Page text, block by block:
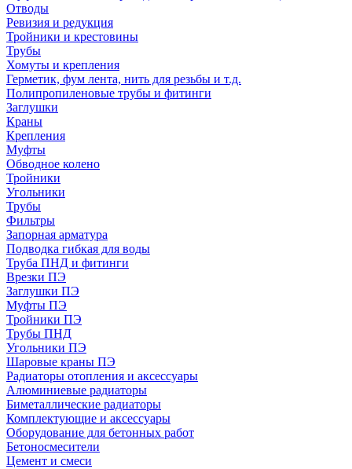
Отводы
Ревизия и редукция
Тройники и крестовины
Трубы
Хомуты и крепления
Герметик, фум лента, нить для резьбы и т.д.
Полипропиленовые трубы и фитинги
Заглушки
Краны
Крепления
Муфты
Обводное колено
Тройники
Угольники
Трубы
Фильтры
Запорная арматура
Подводка гибкая для воды
Труба ПНД и фитинги
Врезки ПЭ
Заглушки ПЭ
Муфты ПЭ
Тройники ПЭ
Трубы ПНД
Угольники ПЭ
Шаровые краны ПЭ
Радиаторы отопления и аксессуары
Алюминиевые радиаторы
Биметаллические радиаторы
Комплектующие и аксессуары
Оборудование для бетонных работ
Бетоносмесители
Цемент и смеси